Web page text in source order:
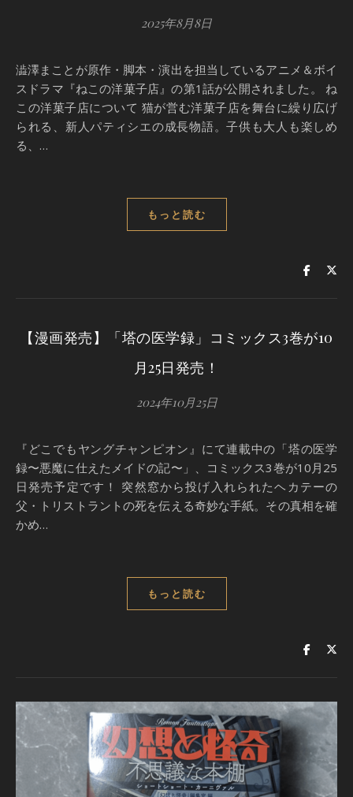
2025年8月8日
澁澤まことが原作・脚本・演出を担当しているアニメ＆ボイ
スドラマ『ねこの洋菓子店』の第1話が公開されました。 ね
この洋菓子店について 猫が営む洋菓子店を舞台に繰り広げ
られる、新人パティシエの成長物語。子供も大人も楽しめ
る、…
もっと読む
【漫画発売】「塔の医学録」コミックス3巻が10
月25日発売！
2024年10月25日
『どこでもヤングチャンピオン』にて連載中の「塔の医学
録〜悪魔に仕えたメイドの記〜」、コミックス3巻が10月25
日発売予定です！ 突然窓から投げ入れられたヘカテーの
父・トリストラントの死を伝える奇妙な手紙。その真相を確
かめ…
もっと読む